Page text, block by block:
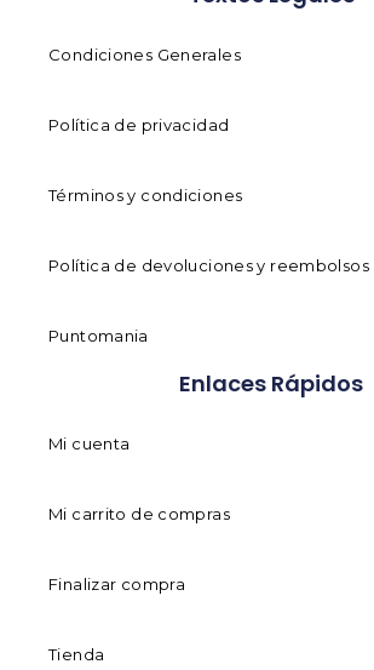
Condiciones Generales
Política de privacidad
Términos y condiciones
Política de devoluciones y reembolsos
Puntomania
Enlaces Rápidos
Mi cuenta
Mi carrito de compras
Finalizar compra
Tienda